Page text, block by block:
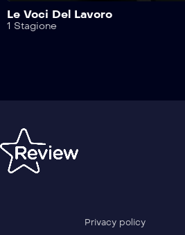
Le Voci Del Lavoro
1 Stagione
Privacy policy